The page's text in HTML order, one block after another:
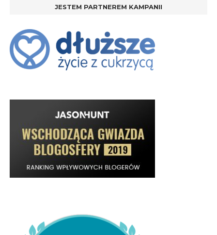
JESTEM PARTNEREM KAMPANII